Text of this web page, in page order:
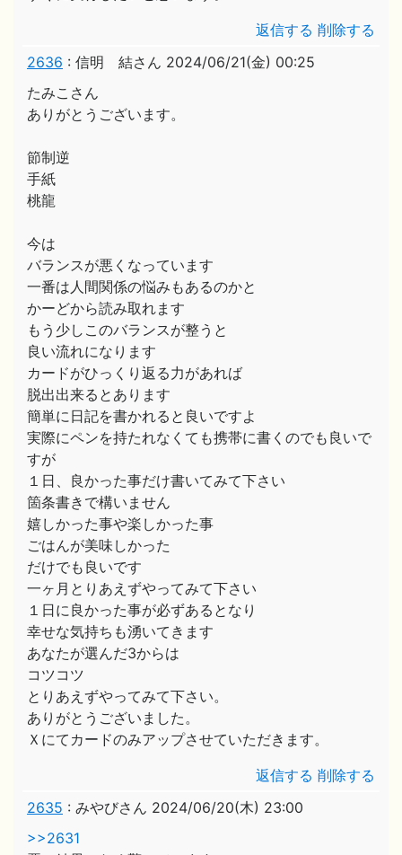
返信する 削除する
2636 : 信明 結さん 2024/06/21(金) 00:25
たみこさん
ありがとうございます。
節制逆
手紙
桃龍
今は
バランスが悪くなっています
一番は人間関係の悩みもあるのかと
かーどから読み取れます
もう少しこのバランスが整うと
良い流れになります
カードがひっくり返る力があれば
脱出出来るとあります
簡単に日記を書かれると良いですよ
実際にペンを持たれなくても携帯に書くのでも良いで
すが
１日、良かった事だけ書いてみて下さい
箇条書きで構いません
嬉しかった事や楽しかった事
ごはんが美味しかった
だけでも良いです
一ヶ月とりあえずやってみて下さい
１日に良かった事が必ずあるとなり
幸せな気持ちも湧いてきます
あなたが選んだ3からは
コツコツ
とりあえずやってみて下さい。
ありがとうございました。
Ｘにてカードのみアップさせていただきます。
返信する 削除する
2635 : みやびさん 2024/06/20(木) 23:00
>>2631